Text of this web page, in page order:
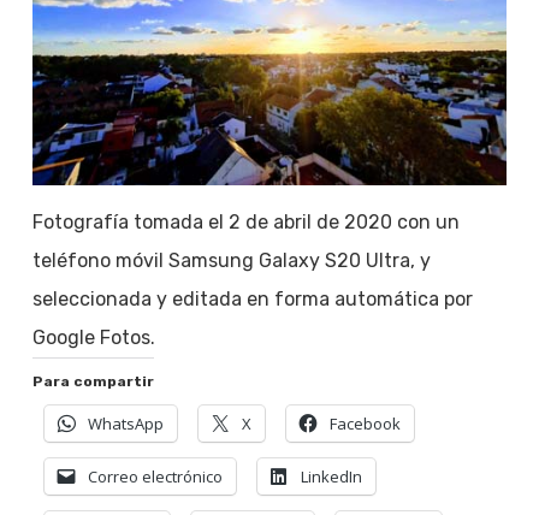
Fotografía tomada el 2 de abril de 2020 con un
teléfono móvil Samsung Galaxy S20 Ultra, y
seleccionada y editada en forma automática por
Google Fotos.
Para compartir
WhatsApp X Facebook
Correo electrónico LinkedIn